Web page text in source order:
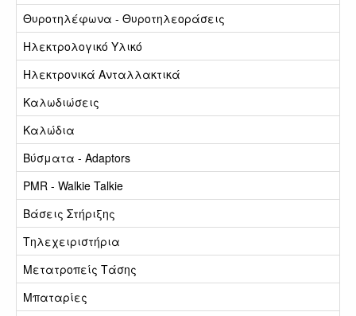
Θυροτηλέφωνα - Θυροτηλεοράσεις
Ηλεκτρολογικό Υλικό
Ηλεκτρονικά Ανταλλακτικά
Καλωδιώσεις
Καλώδια
Βύσματα - Adaptors
PMR - Walkie Talkie
Βάσεις Στήριξης
Τηλεχειριστήρια
Μετατροπείς Τάσης
Μπαταρίες